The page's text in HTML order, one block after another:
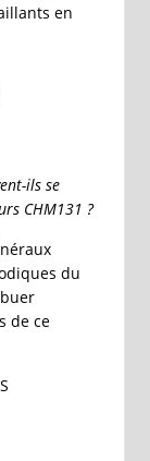
en
ils se
CHM131 ?
du
de ce